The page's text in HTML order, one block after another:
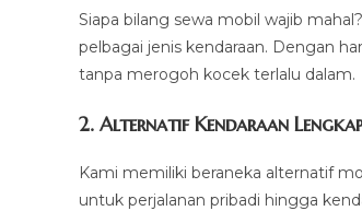
Siapa bilang sewa mobil wajib
pelbagai jenis kendaraan. Dengan
tanpa merogoh kocek terlalu dalam.
2. Alternatif Kendaraan
Kami memiliki beraneka alternatif
untuk perjalanan pribadi hingga